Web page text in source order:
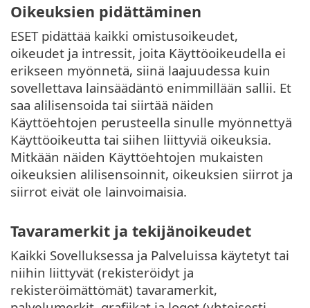
Oikeuksien pidättäminen
ESET pidättää kaikki omistusoikeudet,
oikeudet ja intressit, joita Käyttöoikeudella ei
erikseen myönnetä, siinä laajuudessa kuin
sovellettava lainsäädäntö enimmillään sallii. Et
saa alilisensoida tai siirtää näiden
Käyttöehtojen perusteella sinulle myönnettyä
Käyttöoikeutta tai siihen liittyviä oikeuksia.
Mitkään näiden Käyttöehtojen mukaisten
oikeuksien alilisensoinnit, oikeuksien siirrot ja
siirrot eivät ole lainvoimaisia.
Tavaramerkit ja tekijänoikeudet
Kaikki Sovelluksessa ja Palveluissa käytetyt tai
niihin liittyvät (rekisteröidyt ja
rekisteröimättömät) tavaramerkit,